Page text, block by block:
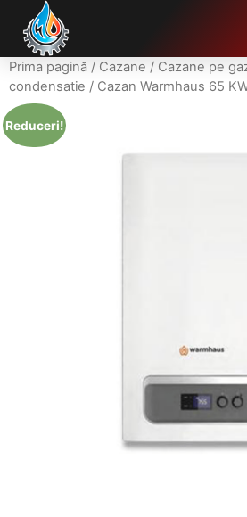
Prima pagină / Cazane / Cazane pe
condensatie / Cazan Warmhaus 65
Reduceri!